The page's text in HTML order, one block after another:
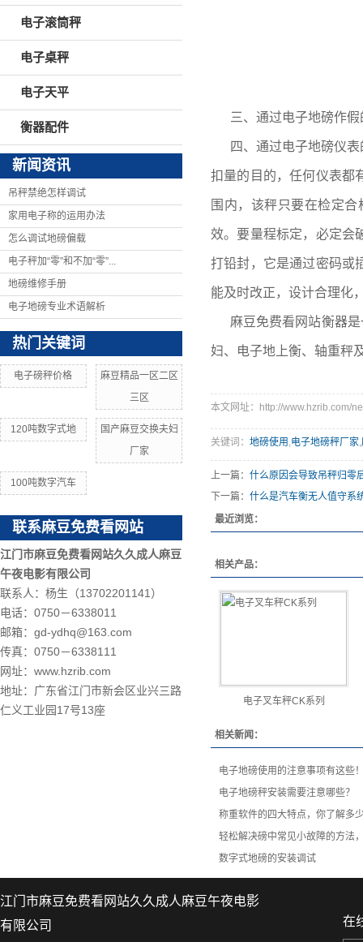
电子滚筒秤
电子桌秤
电子天平
衡器配件
新闻资讯
吊秤禁绝怎样调试
家用电子称的运用办法
怎么调试地磅偏载
电子秤加“零”和不加“零”...
地磅维修手册
电子地磅专业术语解析
热门关键词
电子磅秤价格
麻豆精品一区二区
三区
120吨数字式地
国产麻豆交换夫妇
厂家
100吨数字汽车
联系麻豆免费看网站
江门市麻豆免费看网站久久成人麻豆
午夜电影有限公司
联系人：杨生（13702201141）
电话：0750－6338011
邮箱：gd-ydhq@163.com
传真：0750－6338111
网址： www.hzrib.com
地址：广东省江门市新会区业兴三路
仁义工业园17号13座
三、通过电子地磅作
四、通过电子地磅仪
扣量的目的，任何仪表都
围内，该秤只要在检定
效。要量程标定，必定会
打铅封，它是通过密码或
能及时改正，设计合理化
麻豆免费看网站衡器
妇、电子地上衡、轴重秤
本文网址：http://www.hzrib.com/
关键词： 地磅使用 ,电子地磅秤厂家,
上一篇： 什么原因会导致吊秤归零
下一篇： 什么是汽车衡无人值守系
最近浏览：
相关产品：
电子叉车秤CK系列
相关新闻：
电子地磅使用的注意事项有这些
电子地磅秤安装需要注意哪些？
称重软件的四大特点，你了解多
轻松解决磅中常见小故障的方法
数字式地磅的安装调试
江门市麻豆免费看网站久久成人麻豆午夜电影
有限公司
在